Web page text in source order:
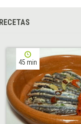
RECETAS
45 min